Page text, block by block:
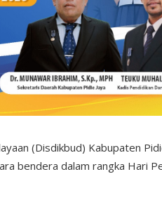
(Disdikbud) Kabupaten
bendera dalam rangka Hari